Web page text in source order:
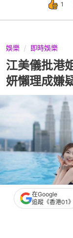
1
娛樂 即時娛樂
江美儀批港
妍懶理成嫌
在Google
追蹤《香港01》